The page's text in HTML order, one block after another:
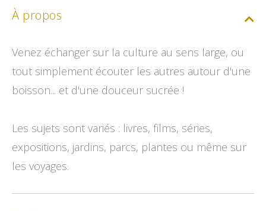
À propos
Venez échanger sur la culture au sens large, ou
tout simplement écouter les autres autour d'une
boisson... et d'une douceur sucrée !
Les sujets sont variés : livres, films, séries,
expositions, jardins, parcs, plantes ou même sur
les voyages.